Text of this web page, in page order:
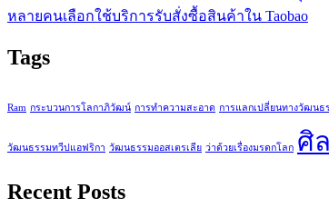
หลายคนเลือกใช้บริการรับสั่งซื้อสินค้าใน Taobao
Tags
Ram กระบวนการโลกาภิวัฒน์ การทำความสะอาด การแลกเปลี่ยนทางวัฒนธ
วัฒนธรรมทวีปแอฟริกา วัฒนธรรมออสเตรเลีย ว่าด้วยเรื่องมรดกโลก ศิ
Recent Posts